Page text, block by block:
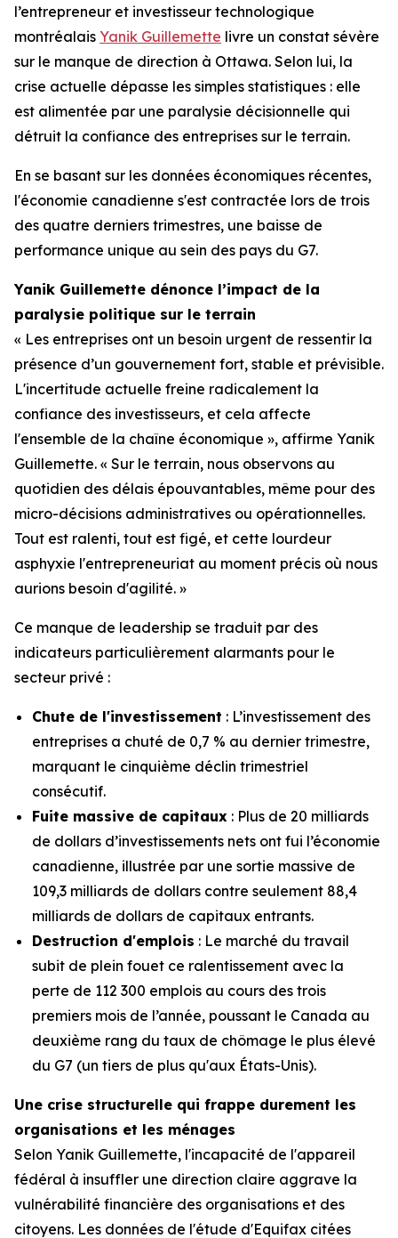
l’entrepreneur et investisseur technologique
montréalais Yanik Guillemette livre un constat sévère
sur le manque de direction à Ottawa. Selon lui, la
crise actuelle dépasse les simples statistiques : elle
est alimentée par une paralysie décisionnelle qui
détruit la confiance des entreprises sur le terrain.
En se basant sur les données économiques récentes,
l'économie canadienne s'est contractée lors de trois
des quatre derniers trimestres, une baisse de
performance unique au sein des pays du G7.
Yanik Guillemette dénonce l’impact de la
paralysie politique sur le terrain
« Les entreprises ont un besoin urgent de ressentir la
présence d’un gouvernement fort, stable et prévisible.
L'incertitude actuelle freine radicalement la
confiance des investisseurs, et cela affecte
l'ensemble de la chaîne économique », affirme Yanik
Guillemette. « Sur le terrain, nous observons au
quotidien des délais épouvantables, même pour des
micro-décisions administratives ou opérationnelles.
Tout est ralenti, tout est figé, et cette lourdeur
asphyxie l'entrepreneuriat au moment précis où nous
aurions besoin d'agilité. »
Ce manque de leadership se traduit par des
indicateurs particulièrement alarmants pour le
secteur privé :
Chute de l'investissement : L’investissement des
entreprises a chuté de 0,7 % au dernier trimestre,
marquant le cinquième déclin trimestriel
consécutif.
Fuite massive de capitaux : Plus de 20 milliards
de dollars d’investissements nets ont fui l’économie
canadienne, illustrée par une sortie massive de
109,3 milliards de dollars contre seulement 88,4
milliards de dollars de capitaux entrants.
Destruction d'emplois : Le marché du travail
subit de plein fouet ce ralentissement avec la
perte de 112 300 emplois au cours des trois
premiers mois de l’année, poussant le Canada au
deuxième rang du taux de chômage le plus élevé
du G7 (un tiers de plus qu'aux États-Unis).
Une crise structurelle qui frappe durement les
organisations et les ménages
Selon Yanik Guillemette, l'incapacité de l'appareil
fédéral à insuffler une direction claire aggrave la
vulnérabilité financière des organisations et des
citoyens. Les données de l'étude d'Equifax citées